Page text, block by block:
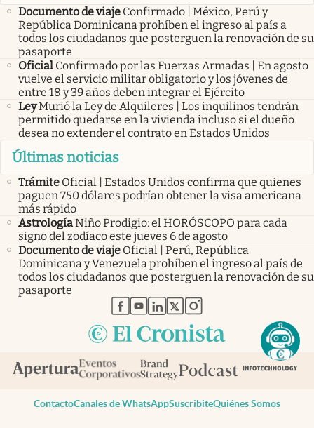
Documento de viaje Confirmado | México, Perú y
República Dominicana prohíben el ingreso al país a
todos los ciudadanos que posterguen la renovación de su
pasaporte
Oficial Confirmado por las Fuerzas Armadas | En agosto
vuelve el servicio militar obligatorio y los jóvenes de
entre 18 y 39 años deben integrar el Ejército
LeyMurió la Ley de Alquileres | Los inquilinos tendrán
permitido quedarse en la vivienda incluso si el dueño
desea no extender el contrato en Estados Unidos
Últimas noticias
Trámite Oficial | Estados Unidos confirma que quienes
paguen 750 dólares podrían obtener la visa americana
más rápido
AstrologíaNiño Prodigio: el HORÓSCOPO para cada
signo del zodíaco este jueves 6 de agosto
Documento de viaje Oficial | Perú, República
Dominicana y Venezuela prohíben el ingreso al país de
todos los ciudadanos que posterguen la renovación de su
pasaporte
abre en nueva pestaña
abre en nueva pestaña
abre en nueva pestaña
abre en nueva pestaña
abre en nueva pestaña
ContactoCanales de WhatsAppSuscribiteQuiénes Somos